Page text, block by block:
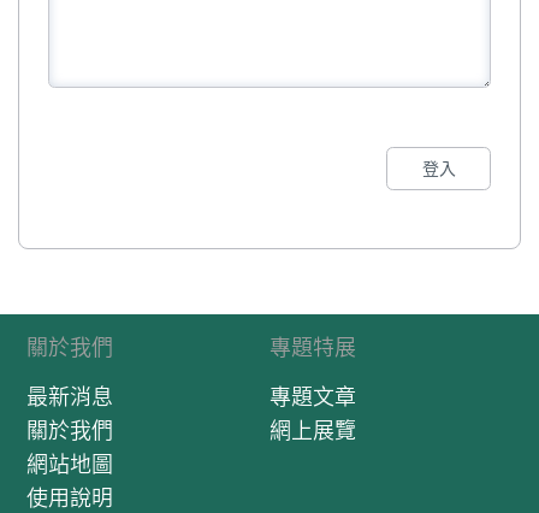
登入
關於我們
最新消息
關於我們
網站地圖
使用說明
專題特展
專題文章
網上展覽